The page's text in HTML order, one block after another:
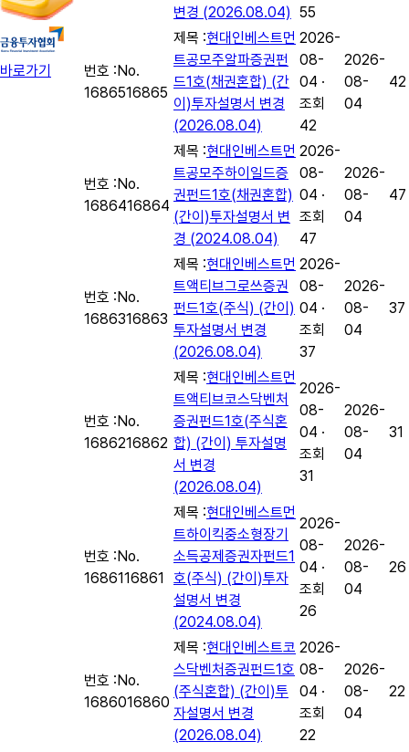
바로가기
변경 (2026.08.04) 55
번호 :No.
1686516865
제목 :현대인베스트먼
트공모주알파증권펀
드1호(채권혼합) (간
이)투자설명서 변경
(2026.08.04)
2026-
08-
04 ·
조회
42
2026-
08-
04
42
번호 :No.
1686416864
제목 :현대인베스트먼
트공모주하이일드증
권펀드1호(채권혼합)
(간이)투자설명서 변
경 (2024.08.04)
2026-
08-
04 ·
조회
47
2026-
08-
04
47
번호 :No.
1686316863
제목 :현대인베스트먼
트액티브그로쓰증권
펀드1호(주식) (간이)
투자설명서 변경
(2026.08.04)
2026-
08-
04 ·
조회
37
2026-
08-
04
37
번호 :No.
1686216862
제목 :현대인베스트먼
트액티브코스닥벤처
증권펀드1호(주식혼
합) (간이) 투자설명
서 변경
(2026.08.04)
2026-
08-
04 ·
조회
31
2026-
08-
04
31
번호 :No.
1686116861
제목 :현대인베스트먼
트하이킥중소형장기
소득공제증권자펀드1
호(주식) (간이)투자
설명서 변경
(2024.08.04)
2026-
08-
04 ·
조회
26
2026-
08-
04
26
번호 :No.
1686016860
제목 :현대인베스트코
스닥벤처증권펀드1호
(주식혼합) (간이)투
자설명서 변경
(2026.08.04)
2026-
08-
04 ·
조회
22
2026-
08-
04
22